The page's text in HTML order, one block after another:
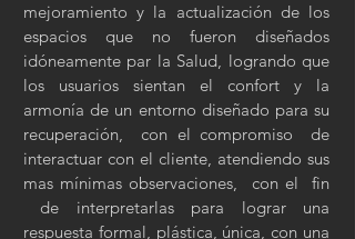
mejoramiento y la actualización de los
espacios que no fueron diseñados
idóneamente par la Salud, logrando que
los usuarios sientan el confort y la
armonía de un entorno diseñado para su
recuperación, con el compromiso de
interactuar con el cliente, atendiendo sus
mas mínimas observaciones, con el fin
de interpretarlas para lograr una
respuesta formal, plástica, única, con una